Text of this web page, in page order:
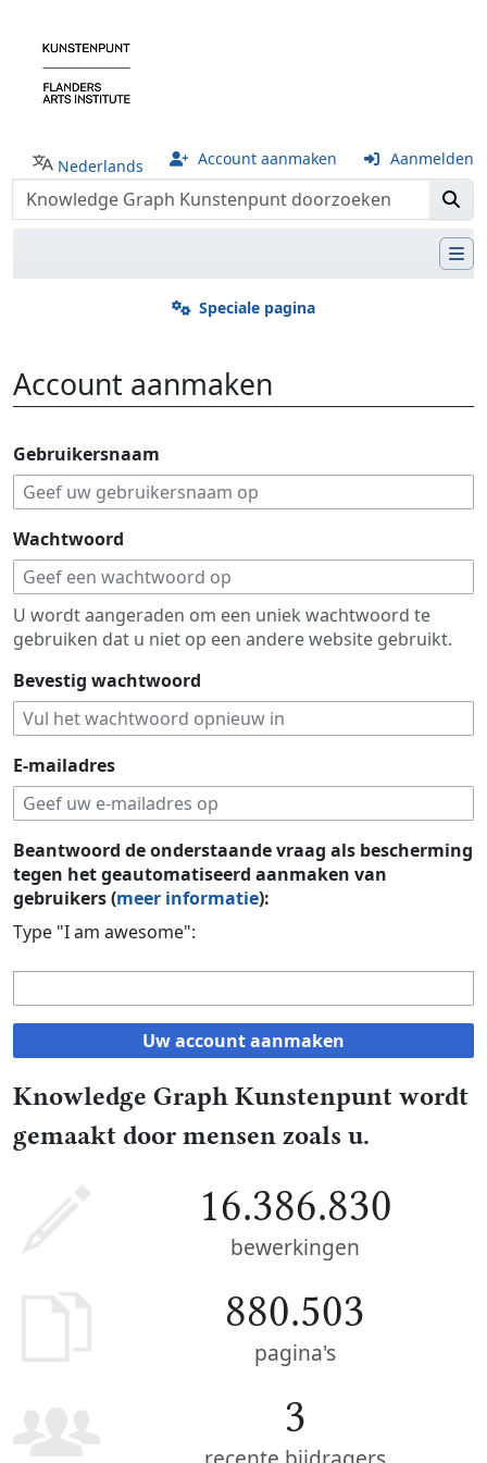
Nederlands Account aanmaken Aanmelden
Speciale pagina
Account aanmaken
Gebruikersnaam
Wachtwoord
U wordt aangeraden om een uniek wachtwoord te
gebruiken dat u niet op een andere website gebruikt.
Bevestig wachtwoord
E-mailadres
Beantwoord de onderstaande vraag als bescherming
tegen het geautomatiseerd aanmaken van
gebruikers (meer informatie):
Type "I am awesome":
Uw account aanmaken
Knowledge Graph Kunstenpunt wordt
gemaakt door mensen zoals u.
16.386.830
bewerkingen
880.503
pagina's
3